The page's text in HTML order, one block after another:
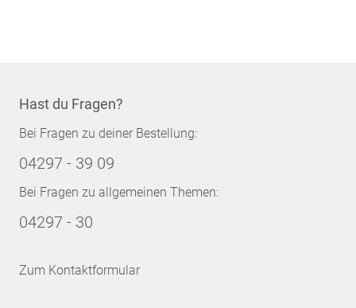
Hast du Fragen?
Bei Fragen zu deiner Bestellung:
04297 - 39 09
Bei Fragen zu allgemeinen Themen:
04297 - 30
Zum Kontaktformular